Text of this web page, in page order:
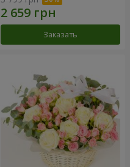
Заказать